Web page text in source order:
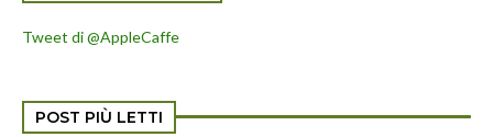
Tweet di @AppleCaffe
POST PIÙ LETTI